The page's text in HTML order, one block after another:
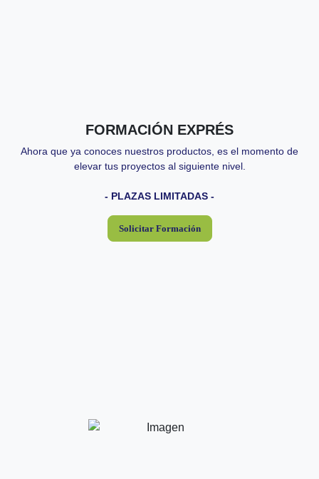
FORMACIÓN EXPRÉS
Ahora que ya conoces nuestros productos, es el momento de
elevar tus proyectos al siguiente nivel.
- PLAZAS LIMITADAS -
Solicitar Formación